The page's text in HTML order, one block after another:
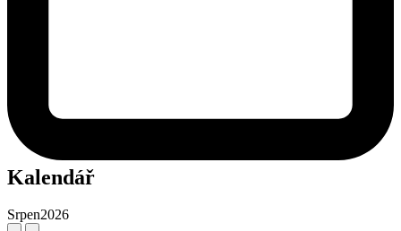
Kalendář
Srpen2026